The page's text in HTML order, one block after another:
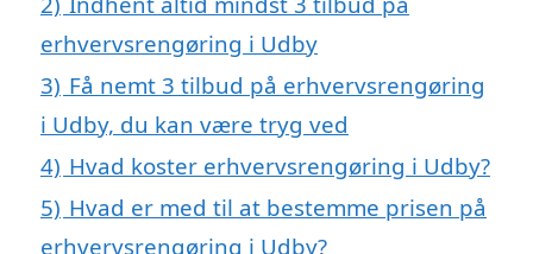
erhvervsrengøring i Udby
3) Få nemt 3 tilbud på erhvervsrengøring
i Udby, du kan være tryg ved
4) Hvad koster erhvervsrengøring i Udby?
5) Hvad er med til at bestemme prisen på
erhvervsrengøring i Udby?